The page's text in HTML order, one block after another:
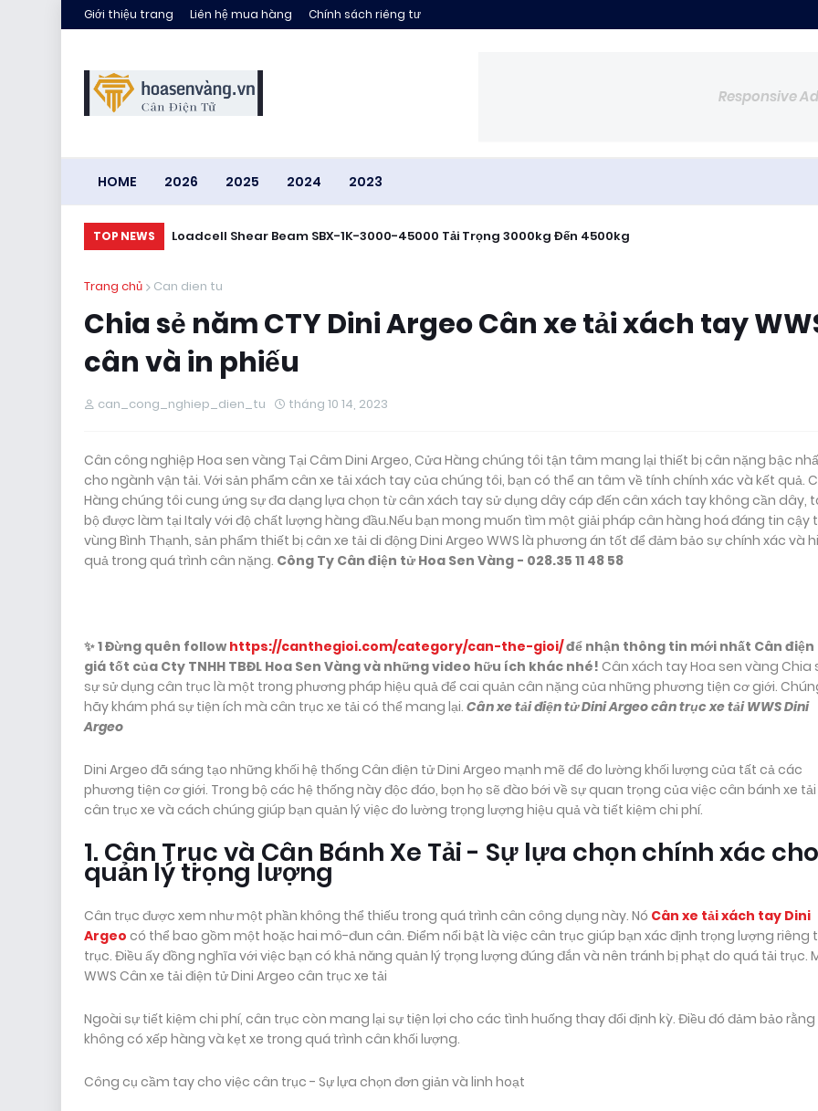
Giới thiệu trang Liên hệ mua hàng Chính sách riêng tư
Responsive
HOME 2026 2025 2024 2023
TOP NEWS Loadcell Shear Beam SBX-1K-3000-45000 Tải Trọng 3000kg Đến 4500kg
Trang chủ Can dien tu
Chia sẻ năm CTY Dini Argeo Cân xe tải xách tay
cân và in phiếu
can_cong_nghiep_dien_tu tháng 10 14, 2023
Cân công nghiệp Hoa sen vàng Tại Câm Dini Argeo, Cửa Hàng chúng tôi tận tâm mang lại thiết bị cân nặng bậc
cho ngành vận tải. Với sản phẩm cân xe tải xách tay của chúng tôi, bạn có thể an tâm về tính chính xác và kết quả.
Hàng chúng tôi cung ứng sự đa dạng lựa chọn từ cân xách tay sử dụng dây cáp đến cân xách tay không cần dây,
bộ được làm tại Italy với độ chất lượng hàng đầu.Nếu bạn mong muốn tìm một giải pháp cân hàng hoá đáng tin cậy
vùng Bình Thạnh, sản phẩm thiết bị cân xe tải di động Dini Argeo WWS là phương án tốt để đảm bảo sự chính xác và
quả trong quá trình cân nặng. Công Ty Cân điện tử Hoa Sen Vàng - 028.35 11 48 58
✨1 Đừng quên follow https://canthegioi.com/category/can-the-gioi/để nhận thông tin mới nhất Cân
giá tốt của Cty TNHH TBĐL Hoa Sen Vàng và những video hữu ích khác nhé! Cân xách tay Hoa sen vàng Chia
sự sử dụng cân trục là một trong phương pháp hiệu quả để cai quản cân nặng của những phương tiện cơ giới.
hãy khám phá sự tiện ích mà cân trục xe tải có thể mang lại. Cân xe tải điện tử Dini Argeo cân trục xe tải WWS Dini
Argeo
Dini Argeo đã sáng tạo những khối hệ thống Cân điện tử Dini Argeo mạnh mẽ để đo lường khối lượng của tất cả các
phương tiện cơ giới. Trong bộ các hệ thống này độc đáo, bọn họ sẽ đào bới về sự quan trọng của việc cân bánh xe
cân trục xe và cách chúng giúp bạn quản lý việc đo lường trọng lượng hiệu quả và tiết kiệm chi phí.
1. Cân Trục và Cân Bánh Xe Tải - Sự lựa chọn chính xác cho
quản lý trọng lượng
Cân trục được xem như một phần không thể thiếu trong quá trình cân công dụng này. Nó Cân xe tải xách tay Dini
Argeo có thể bao gồm một hoặc hai mô-đun cân. Điểm nổi bật là việc cân trục giúp bạn xác định trọng lượng riêng
trục. Điều ấy đồng nghĩa với việc bạn có khả năng quản lý trọng lượng đúng đắn và nên tránh bị phạt do quá tải trục.
WWS Cân xe tải điện tử Dini Argeo cân trục xe tải
Ngoài sự tiết kiệm chi phí, cân trục còn mang lại sự tiện lợi cho các tình huống thay đổi định kỳ. Điều đó đảm bảo rằng
không có xếp hàng và kẹt xe trong quá trình cân khối lượng.
Công cụ cầm tay cho việc cân trục - Sự lựa chọn đơn giản và linh hoạt